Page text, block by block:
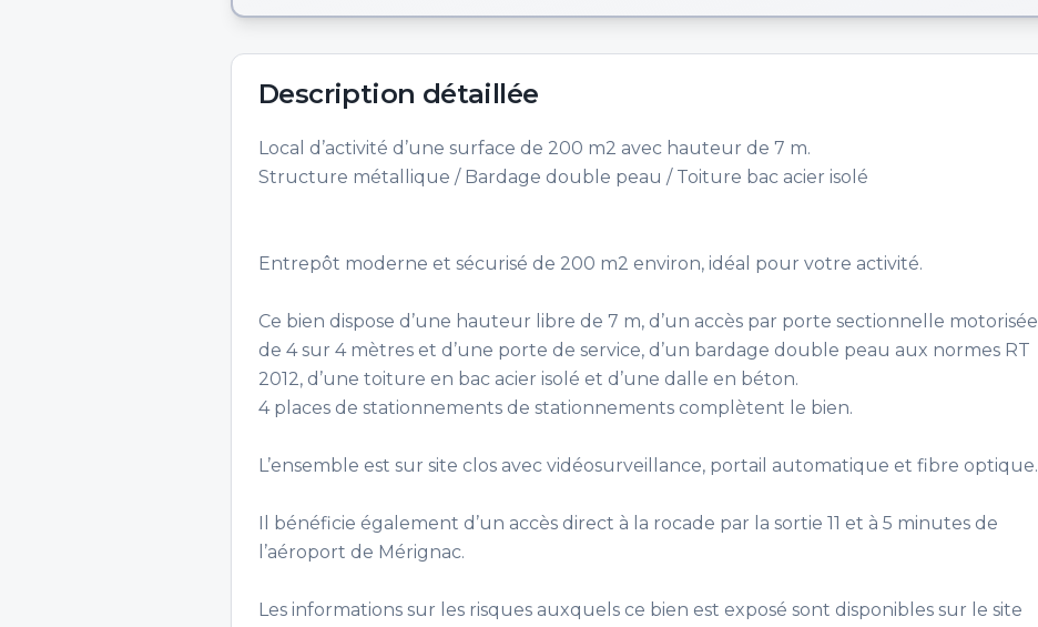
Description détaillée
Local d’activité d’une surface de 200 m2 avec hauteur de 7 m.
Structure métallique / Bardage double peau / Toiture bac acier isolé
Entrepôt moderne et sécurisé de 200 m2 environ, idéal pour votre activité.
Ce bien dispose d’une hauteur libre de 7 m, d’un accès par porte sectionnelle motorisée
de 4 sur 4 mètres et d’une porte de service, d’un bardage double peau aux normes RT
2012, d’une toiture en bac acier isolé et d’une dalle en béton.
4 places de stationnements de stationnements complètent le bien.
L’ensemble est sur site clos avec vidéosurveillance, portail automatique et fibre optique.
Il bénéficie également d’un accès direct à la rocade par la sortie 11 et à 5 minutes de
l’aéroport de Mérignac.
Les informations sur les risques auxquels ce bien est exposé sont disponibles sur le site